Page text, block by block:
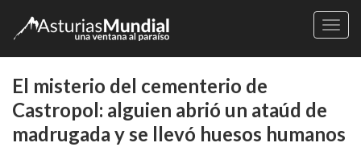
El misterio del cementerio de
Castropol: alguien abrió un ataúd de
madrugada y se llevó huesos humanos